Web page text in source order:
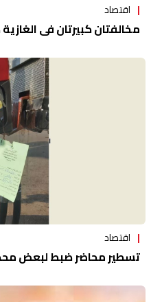
اقتصاد
مخالفتان كبيرتان في
اقتصاد
تسطير محاضر ضبط لبعض